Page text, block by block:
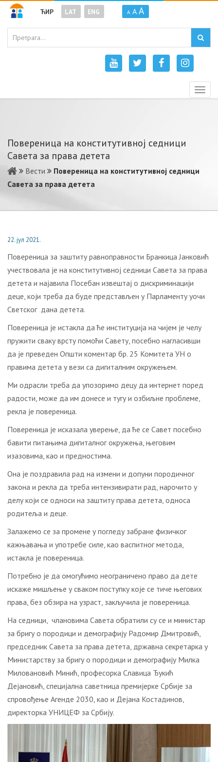
ЋИР LAT ENG A A A
Повереница на конститутивној седници
Савета за права детета
Вести
Повереница на конститутивној седници
Савета за права детета
22. јул 2021.
Повереница за заштиту равноправности Бранкица Јанковић
учествовала је на конститутивној седници Савета за права
детета и најавила Посебан извештај о дискриминацији
деце, који треба да буде представљен у Парламенту уочи
Светског дана детета.
Повереница је истакла да ће институција на чијем је челу
пружити сваку врсту помоћи Савету, посебно нагласивши
да је преведен Општи коментар бр. 25 Комитета УН о
правима детета у вези са дигиталним окружењем.
Ми одрасли треба да упозоримо децу да интернет поред
радости, може да им донесе и тугу и озбиљне проблеме,
рекла је повереница.
Повереница је исказала уверење, да ће се Савет посебно
бавити питањима дигиталног окружења, његовим
изазовима, као и предностима.
Она је поздравила рад на измени и допуни породичног
закона и рекла да треба интензивирати рад, нарочито у
делу који се односи на заштиту права детета, односа
родитеља и деце.
Залажемо се за промене у погледу забране физичког
кажњавања и употребе силе, као васпитног метода,
истакла је повереница.
Потребно је да омогућимо неограничено право да дете
искаже мишљење у сваком поступку које се тиче његових
права, без обзира на узраст, закључила је повереница.
На седници, члановима Савета обратили су се и министар
за бригу о породици и демографију Радомир Дмитровић,
председник Савета за права детета, државна секретарка у
Министарству за бригу о породици и демографију Милка
Миловановић Минић, професорка Славица Ђукић
Дејановић, специјална саветница премијерке Србије за
спровођење Агенде 2030, као и Дејана Костадинов,
директорка УНИЦЕФ за Србију.